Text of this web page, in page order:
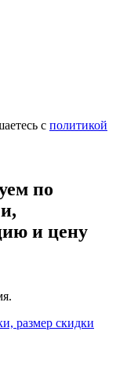
с политикой
по
и цену
размер скидки